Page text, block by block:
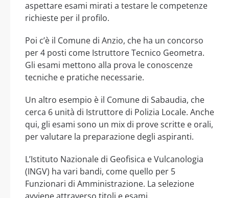
aspettare esami mirati a testare le competenze
richieste per il profilo.
Poi c’è il Comune di Anzio, che ha un concorso
per 4 posti come Istruttore Tecnico Geometra.
Gli esami mettono alla prova le conoscenze
tecniche e pratiche necessarie.
Un altro esempio è il Comune di Sabaudia, che
cerca 6 unità di Istruttore di Polizia Locale. Anche
qui, gli esami sono un mix di prove scritte e orali,
per valutare la preparazione degli aspiranti.
L’Istituto Nazionale di Geofisica e Vulcanologia
(INGV) ha vari bandi, come quello per 5
Funzionari di Amministrazione. La selezione